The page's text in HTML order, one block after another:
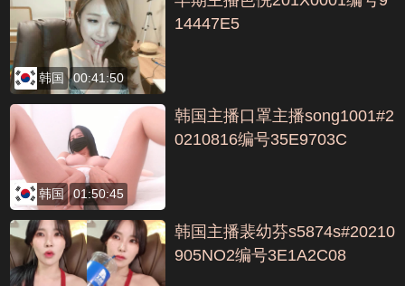
韩国 00:41:50
14447E5
韩国 01:50:45
韩国主播口罩主播song1001#2
0210816编号35E9703C
韩国主播裴幼芬s5874s#20210
905NO2编号3E1A2C08